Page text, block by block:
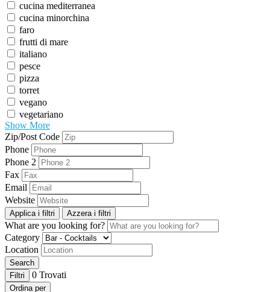
cucina mediterranea
cucina minorchina
faro
frutti di mare
italiano
pesce
pizza
torret
vegano
vegetariano
Show More
Zip/Post Code
Phone
Phone 2
Fax
Email
Website
Applica i filtri Azzera i filtri
What are you looking for?
Category
Location
Search
Filtri
0 Trovati
Ordina per